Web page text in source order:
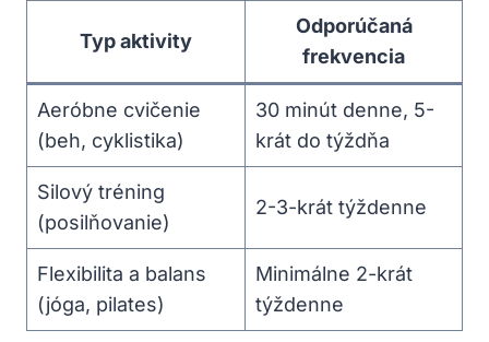
Typ aktivity
Odporúčaná
frekvencia
Aeróbne cvičenie
(beh, cyklistika)
30 minút denne, 5-
krát do týždňa
Silový tréning
(posilňovanie)
2-3-krát týždenne
Flexibilita a balans
(jóga, pilates)
Minimálne 2-krát
týždenne